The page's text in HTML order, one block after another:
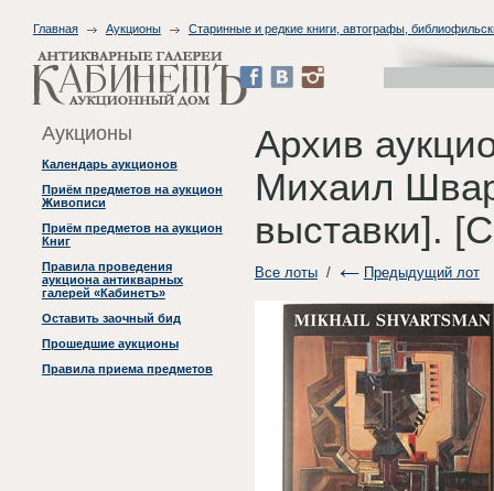
Главная Аукционы Старинные и редкие книги, автографы,
Аукционы
Календарь аукционов
Приём предметов на аукцион
Живописи
Приём предметов на аукцион
Книг
Правила проведения
аукциона антикварных
галерей «Кабинетъ»
Оставить заочный бид
Прошедшие аукционы
Правила приема предметов
Архив
Михаил
выставки].
Все лоты/ Предыдущий лот